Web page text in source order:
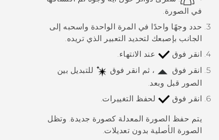
في الصورة.
حدد وجهًا واحدًا في المرة الواحدة واسحبه إلى
الجانب بإصبعك لتحديد التعبير الذي تريده.
انقر فوق
عند الانتهاء.
انقر فوق
، ثم انقر فوق
للتبديل بين
الصور قبل وبعد.
انقر فوق
لحفظ التغييرات.
يتم حفظ الصورة المعدلة كصورة جديدة. وتظل
الصورة الأصلية بدون تعديلات.